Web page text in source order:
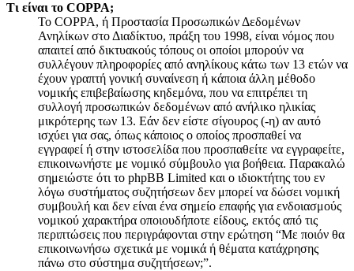
Τι είναι το COPPA;
Το COPPA, ή Προστασία Προσωπικών Δεδομένων
Ανηλίκων στο Διαδίκτυο, πράξη του 1998, είναι νόμος που
απαιτεί από δικτυακούς τόπους οι οποίοι μπορούν να
συλλέγουν πληροφορίες από ανηλίκους κάτω των 13 ετών να
έχουν γραπτή γονική συναίνεση ή κάποια άλλη μέθοδο
νομικής επιβεβαίωσης κηδεμόνα, που να επιτρέπει τη
συλλογή προσωπικών δεδομένων από ανήλικο ηλικίας
μικρότερης των 13. Εάν δεν είστε σίγουρος (-η) αν αυτό
ισχύει για σας, όπως κάποιος ο οποίος προσπαθεί να
εγγραφεί ή στην ιστοσελίδα που προσπαθείτε να εγγραφείτε,
επικοινωνήστε με νομικό σύμβουλο για βοήθεια. Παρακαλώ
σημειώστε ότι το phpBB Limited και ο ιδιοκτήτης του εν
λόγω συστήματος συζητήσεων δεν μπορεί να δώσει νομική
συμβουλή και δεν είναι ένα σημείο επαφής για ενδοιασμούς
νομικού χαρακτήρα οποιουδήποτε είδους, εκτός από τις
περιπτώσεις που περιγράφονται στην ερώτηση “Με ποιόν θα
επικοινωνήσω σχετικά με νομικά ή θέματα κατάχρησης
πάνω στο σύστημα συζητήσεων;”.